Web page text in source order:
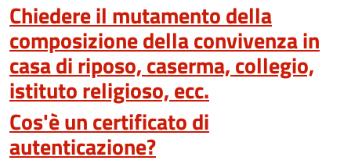
Chiedere il mutamento della
composizione della convivenza in
casa di riposo, caserma, collegio,
istituto religioso, ecc.
Cos'è un certificato di
autenticazione?